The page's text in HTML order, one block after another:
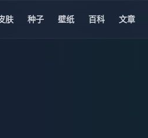
肤 种子 壁纸 百科 文章